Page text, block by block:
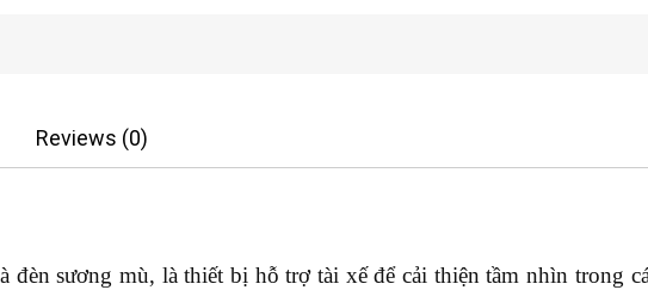
Reviews (0)
đèn sương mù, là thiết bị hỗ trợ tài xế để cải thiện tầm nhìn trong